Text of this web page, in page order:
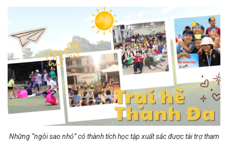
Những “ngôi sao nhỏ” có thành tích học tập xuất sắc được tài trợ tham